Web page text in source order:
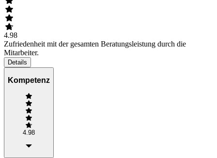
4.98
Zufriedenheit mit der gesamten Beratungsleistung durch die
Mitarbeiter.
Details
Kompetenz
4.98